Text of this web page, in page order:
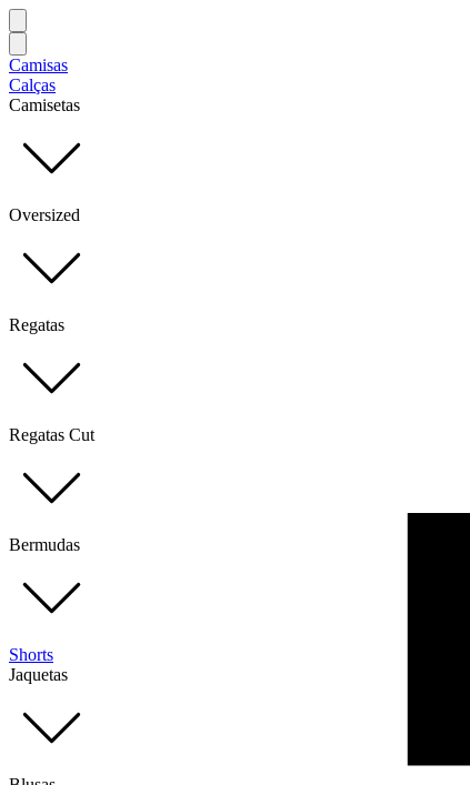
Camisas
Calças
Camisetas
Oversized
Regatas
Regatas Cut
Bermudas
Shorts
Jaquetas